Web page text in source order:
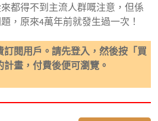
都得不到主流人群嘅注意，但係
，原來4萬年前就發生過一次！
訂閱用戶。請先登入，然後按「買
畫，付費後便可瀏覽。